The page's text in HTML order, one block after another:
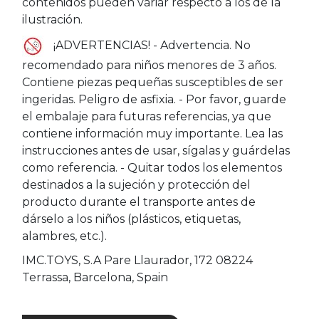
ilustración.
¡ADVERTENCIAS! - Advertencia. No
recomendado para niños menores de 3 años.
Contiene piezas pequeñas susceptibles de ser
ingeridas. Peligro de asfixia. - Por favor, guarde
el embalaje para futuras referencias, ya que
contiene información muy importante. Lea las
instrucciones antes de usar, sígalas y guárdelas
como referencia. - Quitar todos los elementos
destinados a la sujeción y protección del
producto durante el transporte antes de
dárselo a los niños (plásticos, etiquetas,
alambres, etc.).
IMC.TOYS, S.A Pare Llaurador, 172 08224
Terrassa, Barcelona, Spain